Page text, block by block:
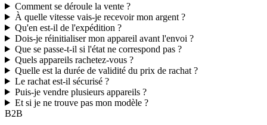
Comment se déroule la vente ?
À quelle vitesse vais-je recevoir mon argent ?
Qu'en est-il de l'expédition ?
Dois-je réinitialiser mon appareil avant l'envoi ?
Que se passe-t-il si l'état ne correspond pas ?
Quels appareils rachetez-vous ?
Quelle est la durée de validité du prix de rachat ?
Le rachat est-il sécurisé ?
Puis-je vendre plusieurs appareils ?
Et si je ne trouve pas mon modèle ?
B2B